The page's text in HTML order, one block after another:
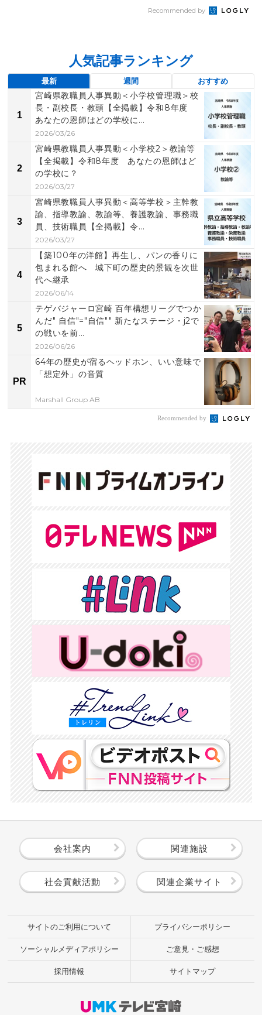
Recommended by
人気記事ランキング
最新 週間 おすすめ
1
宮崎県教職員人事異動＜小学校管理職＞校
長・副校長・教頭【全掲載】令和8年度
あなたの恩師はどの学校に...
2026/03/26
2
宮崎県教職員人事異動＜小学校2＞教諭等
【全掲載】令和8年度 あなたの恩師はど
の学校に？
2026/03/27
3
宮崎県教職員人事異動＜高等学校＞主幹教
諭、指導教諭、教諭等、養護教諭、事務職
員、技術職員【全掲載】令...
2026/03/27
4
【築100年の洋館】再生し、パンの香りに
包まれる館へ 城下町の歴史的景観を次世
代へ継承
2026/06/14
5
テゲバジャーロ宮崎 百年構想リーグでつか
んだ" 自信"="自信"" 新たなステージ・j2で
の戦いを前...
2026/06/26
PR
64年の歴史が宿るヘッドホン、いい意味で
「想定外」の音質
Marshall Group AB
Recommended by
会社案内 関連施設
社会貢献活動 関連企業サイト
サイトのご利用について プライバシーポリシー
ソーシャルメディアポリシー ご意見・ご感想
採用情報 サイトマップ